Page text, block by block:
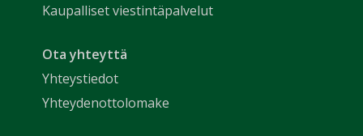
Kaupalliset viestintäpalvelut
Ota yhteyttä
Yhteystiedot
Yhteydenottolomake